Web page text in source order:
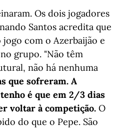
Os dois jogadores
Santos acredita que
com o Azerbaijão e
grupo. "Não têm
não há nenhuma
que sofreram. A
é que em 2/3 dias
voltar à competição. O
do que o Pepe. São